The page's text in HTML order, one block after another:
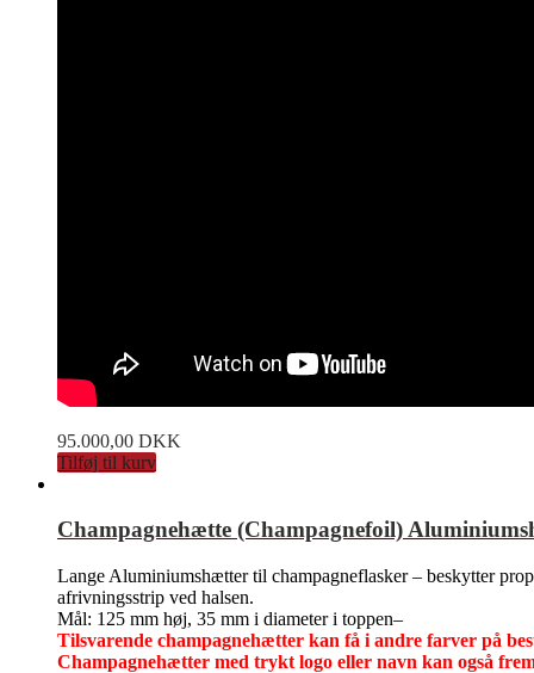
95.000,00 DKK
Tilføj til kurv
Champagnehætte (Champagnefoil)
Lange Aluminiumshætter til champagneflasker – beskytter
afrivningsstrip ved halsen.
Mål: 125 mm høj, 35 mm i diameter i toppen–
Tilsvarende champagnehætter kan få i andre farver på
Champagnehætter med trykt logo eller navn kan også